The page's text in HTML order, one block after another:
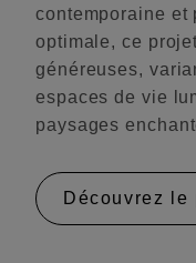
contemporaine et
optimale, ce
généreuses,
espaces de vie
paysages
Découvrez le